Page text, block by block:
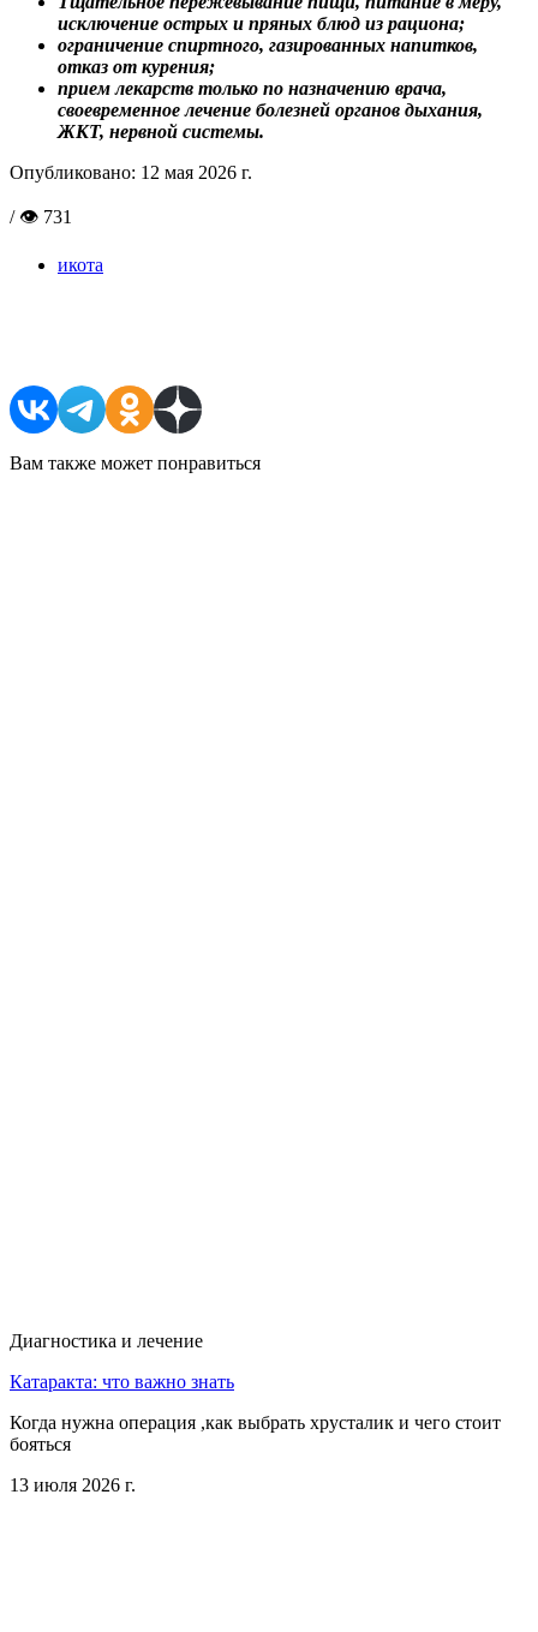
исключение острых и пряных блюд из рациона;
ограничение спиртного, газированных напитков,
отказ от курения;
прием лекарств только по назначению врача,
своевременное лечение болезней органов дыхания,
ЖКТ, нервной системы.
Опубликовано: 12 мая 2026 г.
/ 👁 731
икота
Вам также может понравиться
Диагностика и лечение
Катаракта: что важно знать
Когда нужна операция ,как выбрать хрусталик и чего стоит
бояться
13 июля 2026 г.